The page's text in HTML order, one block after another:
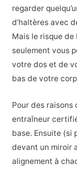
regarder
d’haltères avec
Mais le risque
seulement vous
votre dos et de
bas de votre
Pour des
entraîneur
base. Ensuite (si
devant un miroir
alignement à